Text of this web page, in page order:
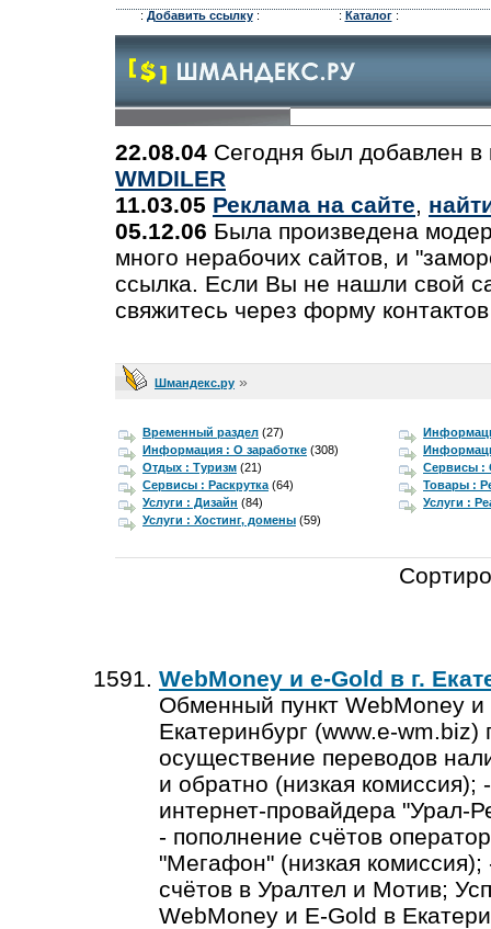
: Добавить ссылку: : Каталог:
22.08.04 Сегодня был добавлен в
WMDILER
11.03.05 Реклама на сайте,
05.12.06 Была произведена
много нерабочих сайтов, и
ссылка. Если Вы не нашли свой
свяжитесь через форму
Шмандекс.ру »
Временный раздел (27)
Информация : О заработке (308)
Отдых : Туризм (21)
Сервисы :
Сервисы : Раскрутка (64)
Товары :
Услуги : Дизайн (84)
Услуги :
Услуги : Хостинг, домены (59)
WebMoney и e-Gold в г.
Обменный пункт WebMoney и
Екатеринбург (www.e-wm.biz)
осуществение переводов
и обратно (низкая комиссия);
интернет-провайдера "Урал-
- пополнение счётов
"Мегафон" (низкая комиссия);
счётов в Уралтел и Мотив;
WebMoney и E-Gold в